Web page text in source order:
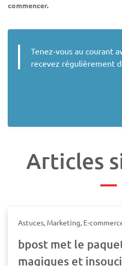
commencer.
Tenez-vous au courant
recevez régulièrement
Articles
Astuces, Marketing, E-
bpost met le
magiques et